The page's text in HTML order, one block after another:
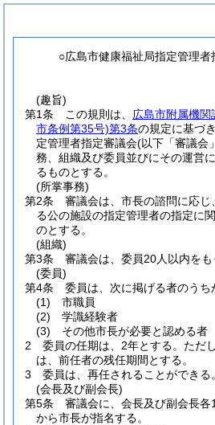
○広島市健康福祉局指定管理者
(趣旨)
第1条
この規則は、 広島市附属機関
市条例第35号)第3条の規定に基づ
定管理者指定審議会(以下「審議会
務、組織及び委員並びにその運営
るものとする。
(所掌事務)
第2条
審議会は、市長の諮問に応
る公の施設の指定管理者の指定に
のとする。
(組織)
第3条
審議会は、委員20人以内をも
(委員)
第4条
委員は、次に掲げる者のうち
(1)
市職員
(2)
学識経験者
(3)
その他市長が必要と認める者
2
委員の任期は、2年とする。 ただ
は、前任者の残任期間とする。
3
委員は、再任されることができる。
(会長及び副会長)
第5条
審議会に、会長及び副会長
から市長が指名する。